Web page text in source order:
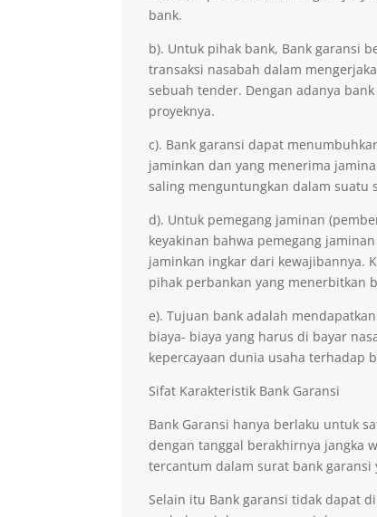
bank.
b). Untuk pihak bank, Bank garansi
transaksi nasabah dalam
sebuah tender. Dengan adanya
proyeknya.
c). Bank garansi dapat
jaminkan dan yang menerima
saling menguntungkan dalam suatu
d). Untuk pemegang jaminan
keyakinan bahwa pemegang
jaminkan ingkar dari kewajibannya.
pihak perbankan yang menerbitkan
e). Tujuan bank adalah
biaya- biaya yang harus di bayar
kepercayaan dunia usaha terhadap
Sifat Karakteristik Bank Garansi
Bank Garansi hanya berlaku untuk
dengan tanggal berakhirnya jangka
tercantum dalam surat bank garansi
Selain itu Bank garansi tidak dapat